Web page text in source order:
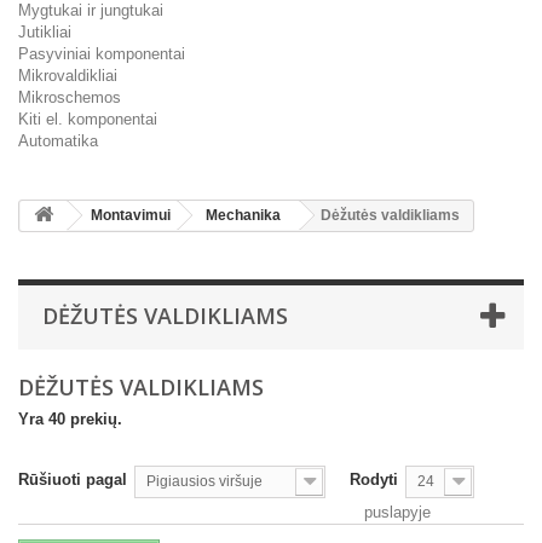
Mygtukai ir jungtukai
Jutikliai
Pasyviniai komponentai
Mikrovaldikliai
Mikroschemos
Kiti el. komponentai
Automatika
Montavimui Mechanika Dėžutės valdikliams
DĖŽUTĖS VALDIKLIAMS
DĖŽUTĖS VALDIKLIAMS
Yra 40 prekių.
Rūšiuoti pagal Pigiausios viršuje Rodyti 24
puslapyje